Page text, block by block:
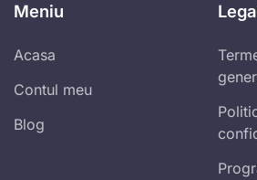
Meniu
Acasa
Contul meu
Blog